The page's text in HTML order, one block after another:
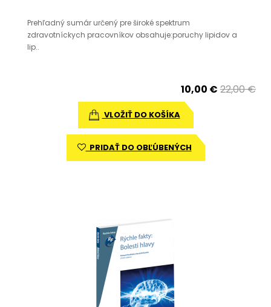
Prehľadný sumár určený pre široké spektrum
zdravotníckych pracovníkov obsahuje:poruchy lipidov a
lip..
10,00 € 22,00 €
VLOŽIŤ DO KOŠÍKA
PRIDAŤ DO OBĽÚBENÝCH